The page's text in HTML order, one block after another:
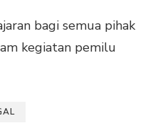
bagi semua pihak
kegiatan pemilu